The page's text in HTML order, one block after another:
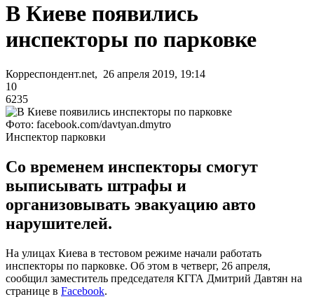
В Киеве появились
инспекторы по парковке
Корреспондент.net, 26 апреля 2019, 19:14
10
6235
Фото: facebook.com/davtyan.dmytro
Инспектор парковки
Со временем инспекторы смогут
выписывать штрафы и
организовывать эвакуацию авто
нарушителей.
На улицах Киева в тестовом режиме начали работать
инспекторы по парковке. Об этом в четверг, 26 апреля,
сообщил заместитель председателя КГГА Дмитрий Давтян на
странице в Facebook.